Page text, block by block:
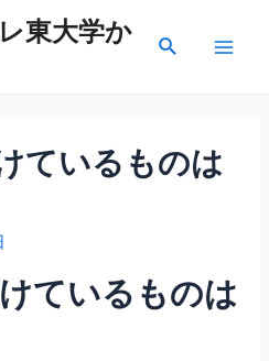
東大学か
検
ているものは
ているものは